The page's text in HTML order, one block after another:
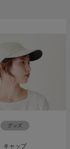
グッズ
キャップ